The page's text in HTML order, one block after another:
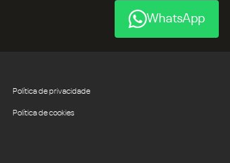
Política de privacidade
Política de cookies
WhatsApp